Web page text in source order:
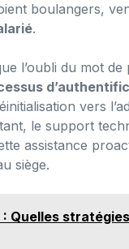
boulangers,
.
l’oubli du mot
vers
le support
assistance
siège.
: Quelles